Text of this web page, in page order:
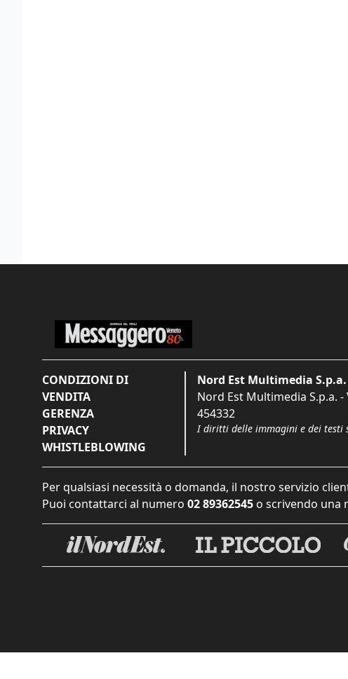
CONDIZIONI DI
VENDITA
GERENZA
PRIVACY
WHISTLEBLOWING
Nord Est Multimedia S.p.a.
Nord Est Multimedia S.p.a. -
454332
I diritti delle immagini e dei testi
Per qualsiasi necessità o domanda, il nostro servizio
Puoi contattarci al numero 02 89362545 o scrivendo una